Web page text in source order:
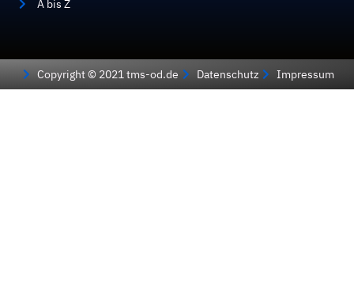
A bis Z
Copyright © 2021 tms-od.de Datenschutz Impressum